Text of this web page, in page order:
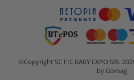
©Copyright SC FIC BABY EXPO SRL
by Gomag